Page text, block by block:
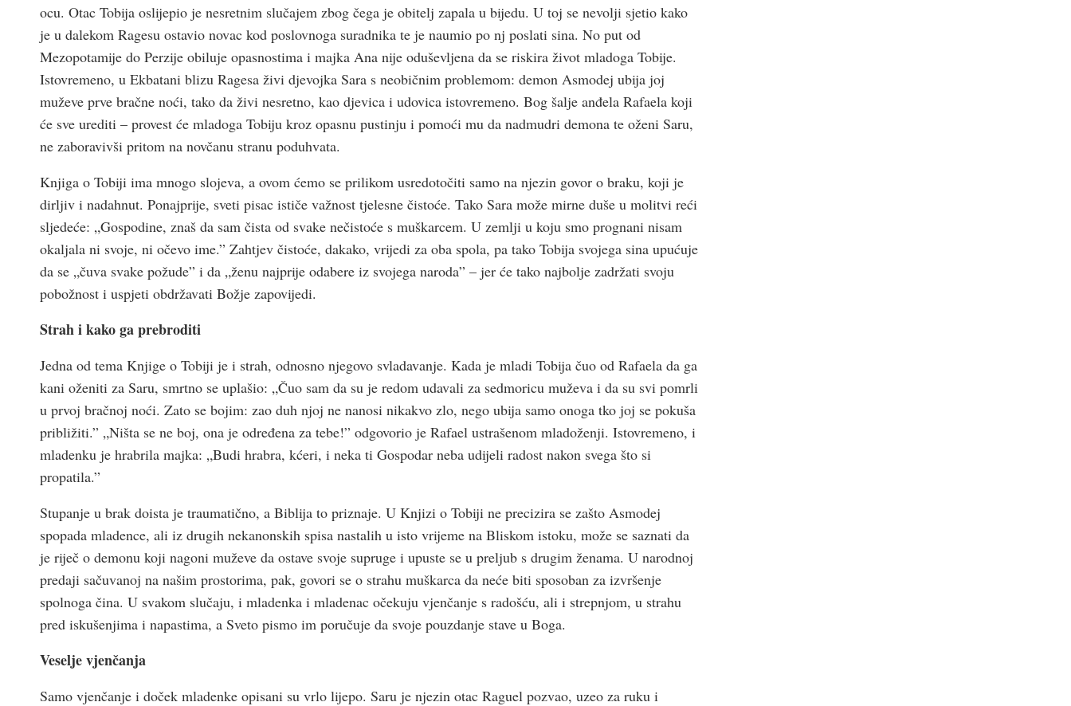
ocu. Otac Tobija oslijepio je nesretnim slučajem zbog čega je obitelj zapala u bijedu. U toj se nevolji sjetio kako
je u dalekom Ragesu ostavio novac kod poslovnoga suradnika te je naumio po nj poslati sina. No put od
Mezopotamije do Perzije obiluje opasnostima i majka Ana nije oduševljena da se riskira život mladoga Tobije.
Istovremeno, u Ekbatani blizu Ragesa živi djevojka Sara s neobičnim problemom: demon Asmodej ubija joj
muževe prve bračne noći, tako da živi nesretno, kao djevica i udovica istovremeno. Bog šalje anđela Rafaela koji
će sve urediti – provest će mladoga Tobiju kroz opasnu pustinju i pomoći mu da nadmudri demona te oženi Saru,
ne zaboravivši pritom na novčanu stranu poduhvata.
Knjiga o Tobiji ima mnogo slojeva, a ovom ćemo se prilikom usredotočiti samo na njezin govor o braku, koji je
dirljiv i nadahnut. Ponajprije, sveti pisac ističe važnost tjelesne čistoće. Tako Sara može mirne duše u molitvi reći
sljedeće: „Gospodine, znaš da sam čista od svake nečistoće s muškarcem. U zemlji u koju smo prognani nisam
okaljala ni svoje, ni očevo ime.” Zahtjev čistoće, dakako, vrijedi za oba spola, pa tako Tobija svojega sina upućuje
da se „čuva svake požude” i da „ženu najprije odabere iz svojega naroda” – jer će tako najbolje zadržati svoju
pobožnost i uspjeti obdržavati Božje zapovijedi.
Strah i kako ga prebroditi
Jedna od tema Knjige o Tobiji je i strah, odnosno njegovo svladavanje. Kada je mladi Tobija čuo od Rafaela da ga
kani oženiti za Saru, smrtno se uplašio: „Čuo sam da su je redom udavali za sedmoricu muževa i da su svi pomrli
u prvoj bračnoj noći. Zato se bojim: zao duh njoj ne nanosi nikakvo zlo, nego ubija samo onoga tko joj se pokuša
približiti.” „Ništa se ne boj, ona je određena za tebe!” odgovorio je Rafael ustrašenom mladoženji. Istovremeno, i
mladenku je hrabrila majka: „Budi hrabra, kćeri, i neka ti Gospodar neba udijeli radost nakon svega što si
propatila.”
Stupanje u brak doista je traumatično, a Biblija to priznaje. U Knjizi o Tobiji ne precizira se zašto Asmodej
spopada mladence, ali iz drugih nekanonskih spisa nastalih u isto vrijeme na Bliskom istoku, može se saznati da
je riječ o demonu koji nagoni muževe da ostave svoje supruge i upuste se u preljub s drugim ženama. U narodnoj
predaji sačuvanoj na našim prostorima, pak, govori se o strahu muškarca da neće biti sposoban za izvršenje
spolnoga čina. U svakom slučaju, i mladenka i mladenac očekuju vjenčanje s radošću, ali i strepnjom, u strahu
pred iskušenjima i napastima, a Sveto pismo im poručuje da svoje pouzdanje stave u Boga.
Veselje vjenčanja
Samo vjenčanje i doček mladenke opisani su vrlo lijepo. Saru je njezin otac Raguel pozvao, uzeo za ruku i